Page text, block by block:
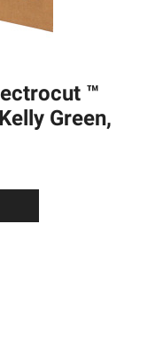
™
Green,